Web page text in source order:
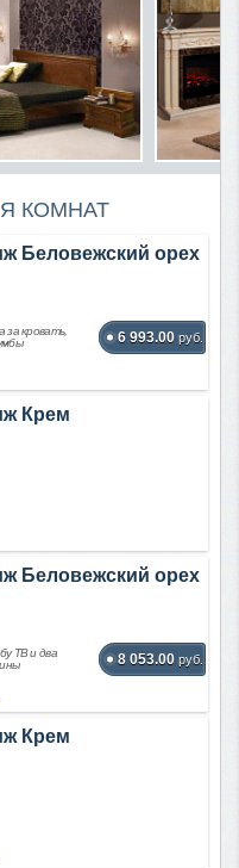
КОМНАТ
Беловежский орех
за кровать,
6 993.00 руб.
Крем
Беловежский орех
ТВ и два
8 053.00 руб.
Крем